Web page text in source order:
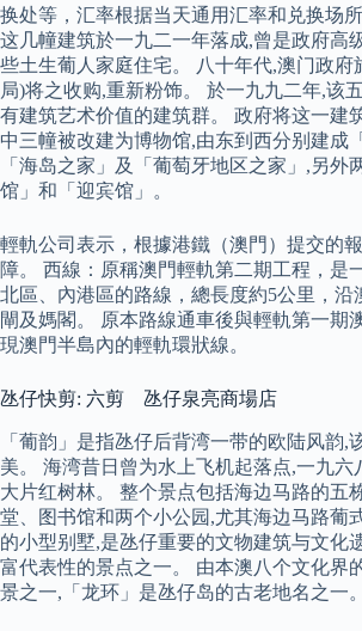
换处等，汇率根据当天通用汇率和兑换场
这几幢建筑於一九二一年落成,曾是政府高
些土生葡人家庭住宅。 八十年代,澳门政府
局)将之收购,重新粉饰。 於一九九二年,该
有建筑艺术价值的建筑群。 政府将这一建
中三幢被改建为博物馆,由东到西分别建成
「海岛之家」及「葡萄牙地区之家」,另外
馆」和「迎宾馆」。
輕軌公司表示，根據港鐵（澳門）提交的
障。 西線：原稱澳門輕軌第二期工程，是
北區、內港區的路線，總長度約5公里，沿
閘及媽閣。 原本路線通車後與輕軌第一期
現澳門半島內的輕軌環狀線。
氹仔快剪: 六剪 氹仔泉亮商場店
「葡韵」是指氹仔后背湾一带的欧陆风韵,
美。 海湾昔日曾为水上飞机起落点,一九六
大片红树林。 整个景点包括海边马路的五
堂、图书馆和两个小公园,尤其海边马路葡
的小型别墅,是氹仔重要的文物建筑与文化
富代表性的景点之一。 由本澳八个文化界
景之一,「龙环」是氹仔岛的古老地名之一。